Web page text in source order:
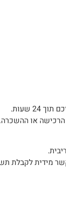
שעות.
הרכישה או
מידית לקבלת